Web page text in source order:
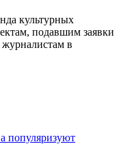
культурных
подавшим заявки
журналистам в